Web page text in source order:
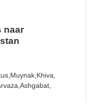
naar
Muynak, Khiva,
Ashgabat,